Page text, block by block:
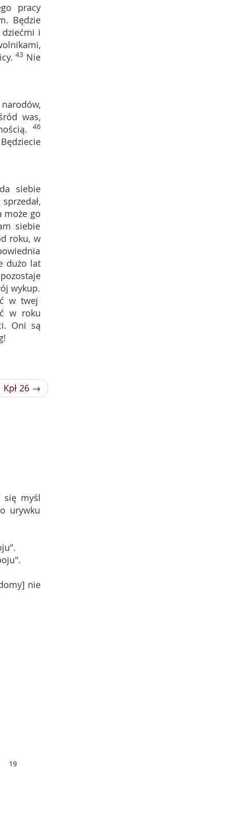
pracy
Będzie
i
43 Nie
was,
46
siebie
może go
siebie
roku, w
dużo lat
wykup.
w twej
w roku
Oni są
Kpł 26 →
się myśl
urywku
nie
19